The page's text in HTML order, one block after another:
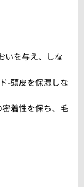
いを与え、しな
-頭皮を保湿しな
着性を保ち、毛